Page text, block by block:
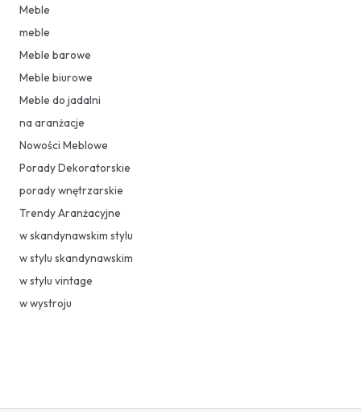
Meble
meble
Meble barowe
Meble biurowe
Meble do jadalni
na aranżacje
Nowości Meblowe
Porady Dekoratorskie
porady wnętrzarskie
Trendy Aranżacyjne
w skandynawskim stylu
w stylu skandynawskim
w stylu vintage
w wystroju